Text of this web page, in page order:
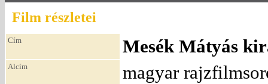
Film részletei
Cím Mesék Mátyás
Alcím magyar